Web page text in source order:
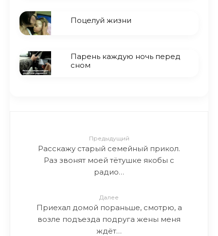
Поцелуй жизни
Парень каждую ночь перед
сном
Предыдущий
Расскажу старый семейный прикол.
Раз звонят моей тётушке якобы с
радио…
Далее
Приехал домой пораньше, смотрю, а
возле подъезда подруга жены меня
ждёт…